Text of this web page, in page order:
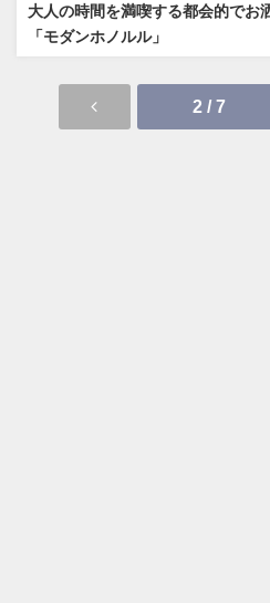
大人の時間を満喫する都会的でお
「モダンホノルル」
2 / 7